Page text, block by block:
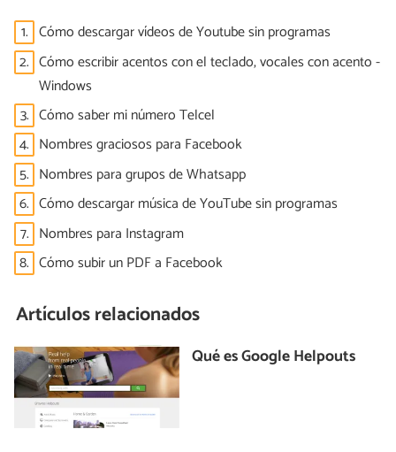
1. Cómo descargar vídeos de Youtube sin programas
2. Cómo escribir acentos con el teclado, vocales con acento -
Windows
3. Cómo saber mi número Telcel
4. Nombres graciosos para Facebook
5. Nombres para grupos de Whatsapp
6. Cómo descargar música de YouTube sin programas
7. Nombres para Instagram
8. Cómo subir un PDF a Facebook
Artículos relacionados
Qué es Google Helpouts